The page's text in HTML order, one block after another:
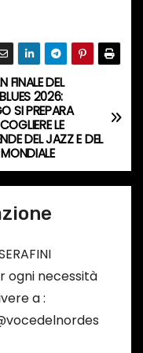
FINALE DEL
2026:
SI PREPARA
LE
DEL JAZZ E DEL
ogni necessità
a :